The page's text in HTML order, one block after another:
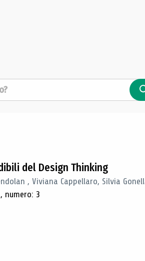
del Design Thinking
, Viviana Cappellaro, Silvia
numero: 3